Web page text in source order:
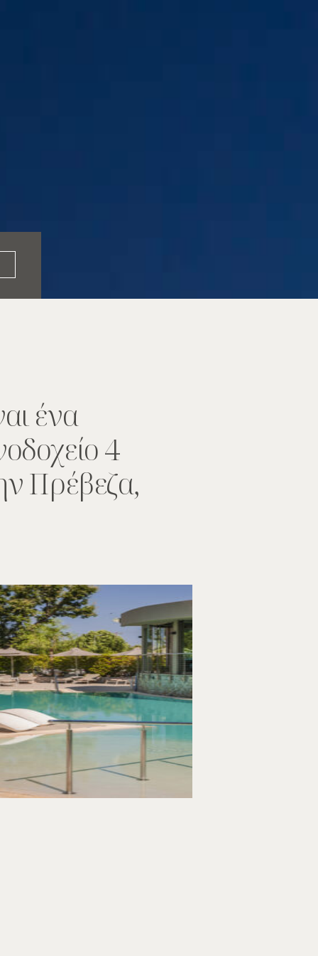
ένα
4
Πρέβεζα,